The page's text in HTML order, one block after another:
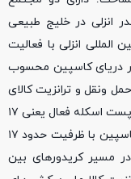
انزلی در خلیج طبیعی
المللی انزلی با فعالیت
بنادر دریای کاسپین محسوب
ونقل و ترانزیت کالای
داخلی و خارجی بر عهده دارد که هم اکنون با ۲۱ پست اسکله فعال یعنی ۱۷
پست اسکله بندر انزلی و ۴ پست اسکله بندر کاسپین با ظرفیت حدود ۱۷
مسیر کریدورهای بین